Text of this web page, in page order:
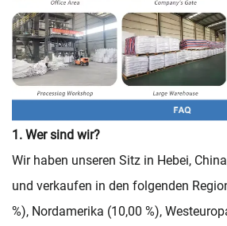
1. Wer sind wir?
Wir haben unseren Sitz in Hebei,
und verkaufen in den folgenden
%), Nordamerika (10,00 %),